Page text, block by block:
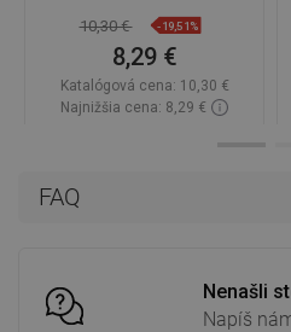
FAQ
Nenašli
Napíš
10,30 € -19,51%
8,29 €
Katalógová cena: 10,30 €
Najnižšia cena: 8,29 €